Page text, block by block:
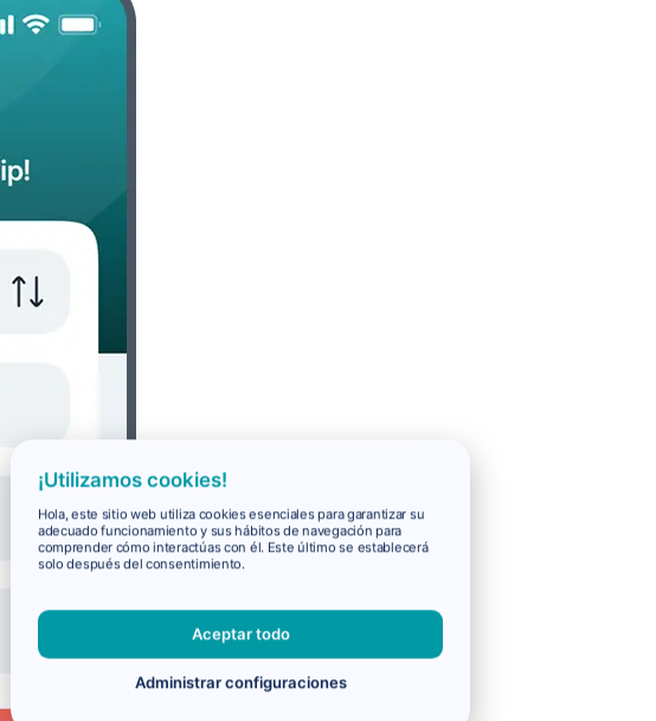
¡Utilizamos cookies!
Hola, este sitio web utiliza cookies esenciales para garantizar su
adecuado funcionamiento y sus hábitos de navegación para
comprender cómo interactúas con él. Este último se establecerá
solo después del consentimiento.
Aceptar todo
Administrar configuraciones